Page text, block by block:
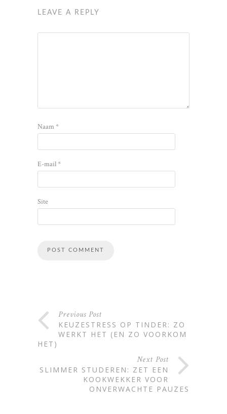
LEAVE A REPLY
Naam*
E-mail*
Site
Previous Post
KEUZESTRESS OP TINDER: ZO
WERKT HET (EN ZO VOORKOM JE
HET)
Next Post
SLIMMER STUDEREN: ZET EEN
KOOKWEKKER VOOR
ONVERWACHTE PAUZES